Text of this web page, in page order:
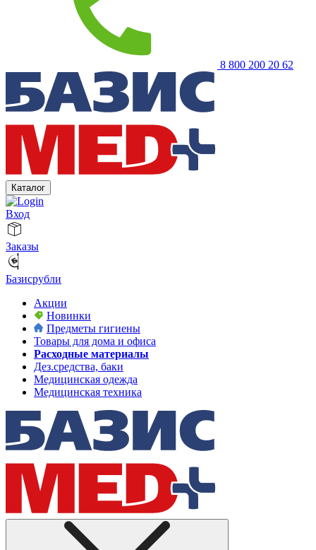
8 800 200 20 62
Каталог
Вход
Заказы
Базисрубли
Акции
Новинки
Предметы гигиены
Товары для дома и офиса
Расходные материалы
Дез.средства, баки
Медицинская одежда
Медицинская техника